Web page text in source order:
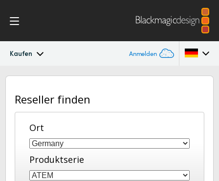
Kaufen Anmelden
ATEM Converters
Design
Techn. Daten
Australia
Austria
Brazil
Canada
Reseller finden
Ort
Produktserie